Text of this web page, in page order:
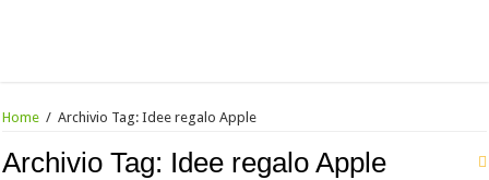
Home / Archivio Tag:Idee regalo Apple
Archivio Tag: Idee regalo Apple